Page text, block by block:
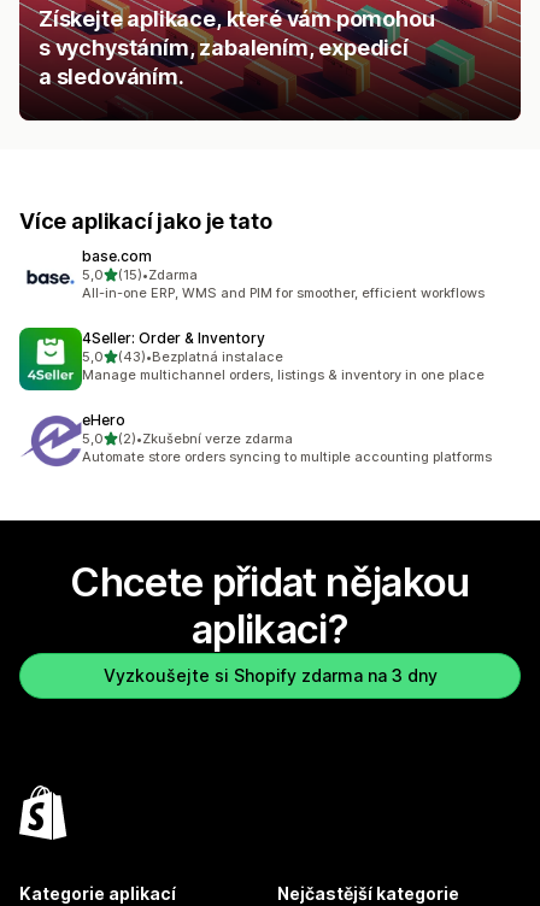
Získejte aplikace, které vám pomohou
s vychystáním, zabalením, expedicí
a sledováním.
Více aplikací jako je tato
base.com
5,0z 5 hvězd
(15)
Celkový počet recenzí: 15
•Zdarma
All-in-one ERP, WMS and PIM for smoother, efficient workflows
4Seller: Order & Inventory
5,0z 5 hvězd
(43)
Celkový počet recenzí: 43
•Bezplatná instalace
Manage multichannel orders, listings & inventory in one place
eHero
5,0z 5 hvězd
(2)
Celkový počet recenzí: 2
•Zkušební verze zdarma
Automate store orders syncing to multiple accounting platforms
Chcete přidat nějakou
aplikaci?
Vyzkoušejte si Shopify zdarma na 3 dny
Kategorie aplikací Nejčastější kategorie